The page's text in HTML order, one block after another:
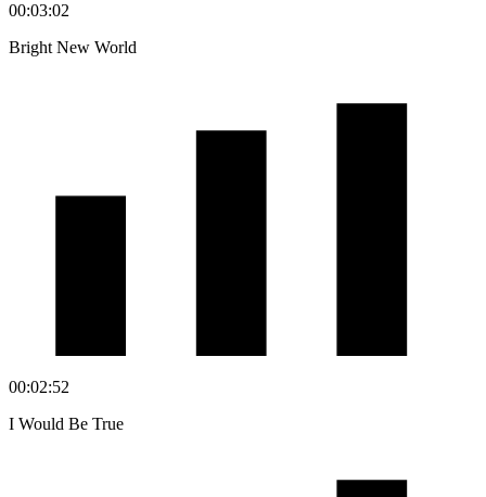
00:03:02
Bright New World
00:02:52
I Would Be True